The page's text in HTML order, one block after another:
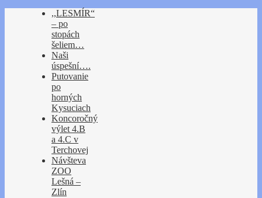
,,LESMÍR“
– po
stopách
šeliem…
Naši
úspešní….
Putovanie
po
horných
Kysuciach
Koncoročný
výlet 4.B
a 4.C v
Terchovej
Návšteva
ZOO
Lešná –
Zlín